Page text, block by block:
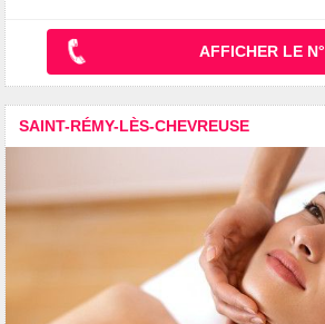
AFFICHER LE N°
SAINT-RÉMY-LÈS-CHEVREUSE